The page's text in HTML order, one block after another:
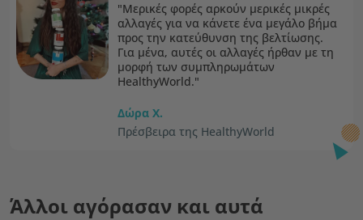
"Μερικές φορές αρκούν μερικές μικρές
αλλαγές για να κάνετε ένα μεγάλο βήμα
προς την κατεύθυνση της βελτίωσης.
Για μένα, αυτές οι αλλαγές ήρθαν με τη
μορφή των συμπληρωμάτων
HealthyWorld."
Δώρα Χ.
Πρέσβειρα της HealthyWorld
Άλλοι αγόρασαν και αυτά